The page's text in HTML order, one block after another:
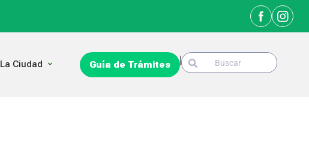
La Ciudad Open La CiudadGuía de Trámites Search
Search